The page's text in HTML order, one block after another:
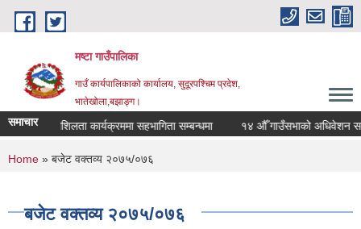
Skip to main content
मष्टा गाउँपालिका
गाउँ कार्यपालिकाको कार्यालय, सुदूरपश्चिम प्रदेश,
भातेखोला,बझाङ्ग।
समाचारउद्यमशिलता कार्यक्रममा सहभागिता सम्बन्धमा १४ औँ गाउँसभाको अधिवेशन
You are here
Home » बजेट वक्तव्य २०७५/०७६
बजेट वक्तव्य २०७५/०७६